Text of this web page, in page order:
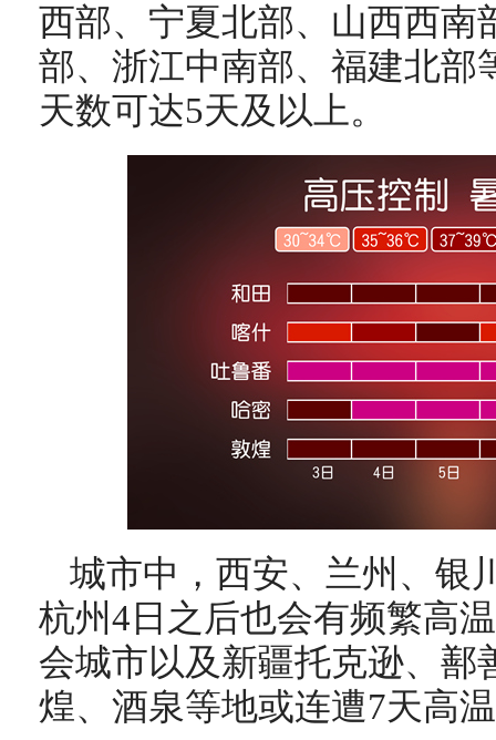
西部、宁夏北部、山西西南
部、浙江中南部、福建北部
天数可达5天及以上。
城市中，西安、兰州、银
杭州4日之后也会有频繁高
会城市以及新疆托克逊、鄯
煌、酒泉等地或连遭7天高